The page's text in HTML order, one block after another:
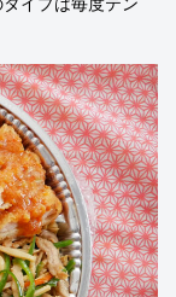
イプは毎度テン